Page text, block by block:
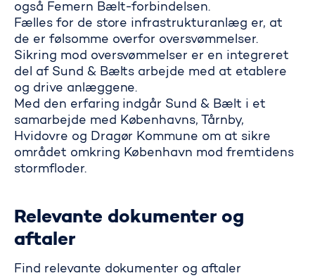
også Femern Bælt-forbindelsen.
Fælles for de store infrastrukturanlæg er, at
de er følsomme overfor oversvømmelser.
Sikring mod oversvømmelser er en integreret
del af Sund & Bælts arbejde med at etablere
og drive anlæggene.
Med den erfaring indgår Sund & Bælt i et
samarbejde med Københavns, Tårnby,
Hvidovre og Dragør Kommune om at sikre
området omkring København mod fremtidens
stormfloder.
Relevante dokumenter og
aftaler
Find relevante dokumenter og aftaler